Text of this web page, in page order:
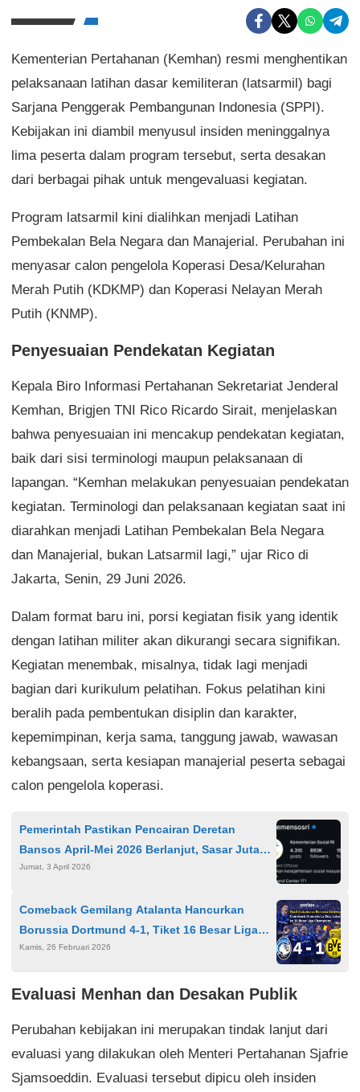
Kementerian Pertahanan (Kemhan) resmi menghentikan
pelaksanaan latihan dasar kemiliteran (latsarmil) bagi
Sarjana Penggerak Pembangunan Indonesia (SPPI).
Kebijakan ini diambil menyusul insiden meninggalnya
lima peserta dalam program tersebut, serta desakan
dari berbagai pihak untuk mengevaluasi kegiatan.
Program latsarmil kini dialihkan menjadi Latihan
Pembekalan Bela Negara dan Manajerial. Perubahan ini
menyasar calon pengelola Koperasi Desa/Kelurahan
Merah Putih (KDKMP) dan Koperasi Nelayan Merah
Putih (KNMP).
Penyesuaian Pendekatan Kegiatan
Kepala Biro Informasi Pertahanan Sekretariat Jenderal
Kemhan, Brigjen TNI Rico Ricardo Sirait, menjelaskan
bahwa penyesuaian ini mencakup pendekatan kegiatan,
baik dari sisi terminologi maupun pelaksanaan di
lapangan. “Kemhan melakukan penyesuaian pendekatan
kegiatan. Terminologi dan pelaksanaan kegiatan saat ini
diarahkan menjadi Latihan Pembekalan Bela Negara
dan Manajerial, bukan Latsarmil lagi,” ujar Rico di
Jakarta, Senin, 29 Juni 2026.
Dalam format baru ini, porsi kegiatan fisik yang identik
dengan latihan militer akan dikurangi secara signifikan.
Kegiatan menembak, misalnya, tidak lagi menjadi
bagian dari kurikulum pelatihan. Fokus pelatihan kini
beralih pada pembentukan disiplin dan karakter,
kepemimpinan, kerja sama, tanggung jawab, wawasan
kebangsaan, serta kesiapan manajerial peserta sebagai
calon pengelola koperasi.
Pemerintah Pastikan Pencairan Deretan
Bansos April-Mei 2026 Berlanjut, Sasar Jutaan
KPM
Jumat, 3 April 2026
Comeback Gemilang Atalanta Hancurkan
Borussia Dortmund 4-1, Tiket 16 Besar Liga
Champions Diraih Dramatis
Kamis, 26 Februari 2026
Evaluasi Menhan dan Desakan Publik
Perubahan kebijakan ini merupakan tindak lanjut dari
evaluasi yang dilakukan oleh Menteri Pertahanan Sjafrie
Sjamsoeddin. Evaluasi tersebut dipicu oleh insiden